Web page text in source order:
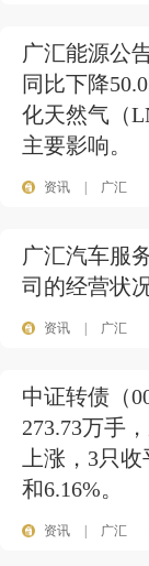
广汇能源公
同比下降
化天然气（
主要影响。
资讯 广汇
广汇汽车服
司的经营状
资讯 广汇
中证转债（
273.73万手
上涨，3只
和6.16%。
资讯 广汇